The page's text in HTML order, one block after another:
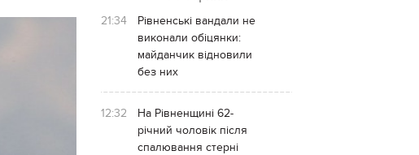
21:34
Рівненські вандали не
виконали обіцянки:
майданчик відновили
без них
12:32
На Рівненщині 62-
річний чоловік після
спалювання стерні